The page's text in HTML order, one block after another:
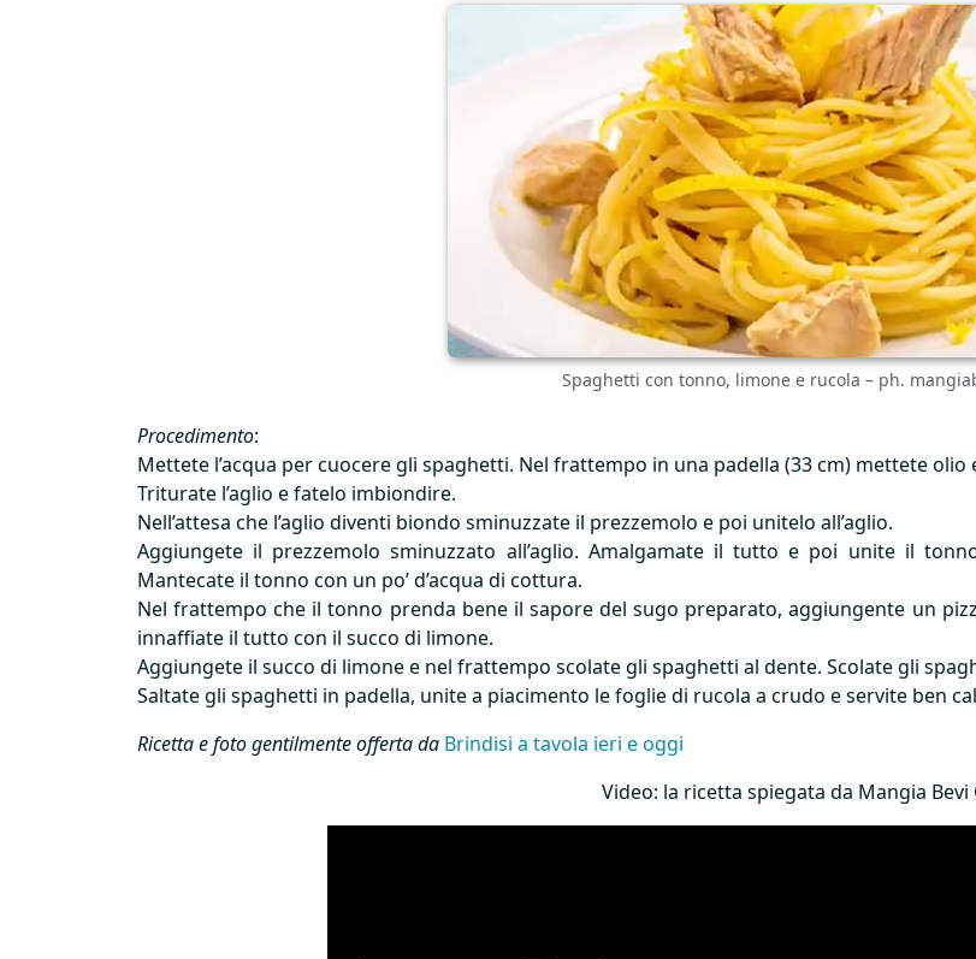
Spaghetti con tonno, limone e rucola – ph.
Procedimento:
Mettete l’acqua per cuocere gli spaghetti. Nel frattempo in una padella (33 cm) mettete
Triturate l’aglio e fatelo imbiondire.
Nell’attesa che l’aglio diventi biondo sminuzzate il prezzemolo e poi unitelo all’aglio.
Aggiungete il prezzemolo sminuzzato all’aglio. Amalgamate il tutto e poi unite il
Mantecate il tonno con un po’ d’acqua di cottura.
Nel frattempo che il tonno prenda bene il sapore del sugo preparato, aggiungente un
innaffiate il tutto con il succo di limone.
Aggiungete il succo di limone e nel frattempo scolate gli spaghetti al dente. Scolate gli
Saltate gli spaghetti in padella, unite a piacimento le foglie di rucola a crudo e servite ben
Ricetta e foto gentilmente offerta da Brindisi a tavola ieri e oggi
Video: la ricetta spiegata da Mangia Bevi